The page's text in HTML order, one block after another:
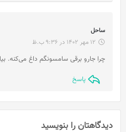
ساحل
ف
ت
12 مهر 1402 در 9:36 ب.ظ
چرا جارو برقی سامسونگم داغ می‌کنه.
پاسخ
دیدگاهتان را بنویسید